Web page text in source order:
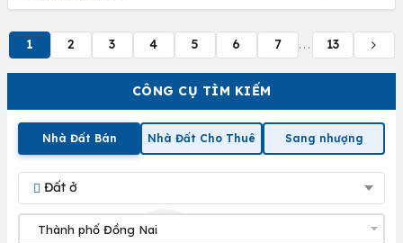
CÔNG CỤ TÌM KIẾM
Nhà Đất Bán Nhà Đất Cho Thuê Sang nhượng
Đất ở
1 2 3 4 5 6 7 ... 13